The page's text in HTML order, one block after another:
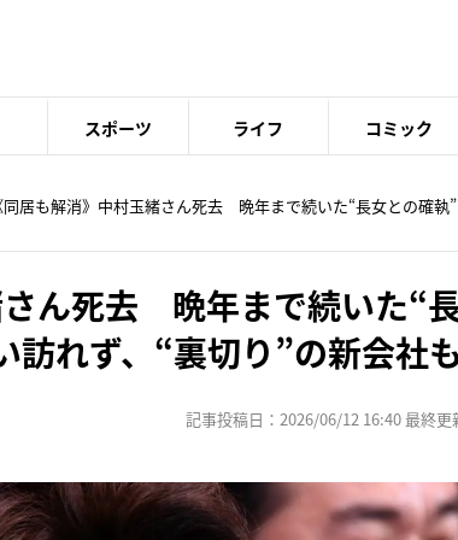
スポーツ ライフ コミック
同居も解消》中村玉緒さん死去 晩年まで続いた“長女との確
さん死去 晩年まで続いた“
れず、“裏切り”の新会社
記事投稿日：2026/06/12 16:40 最終